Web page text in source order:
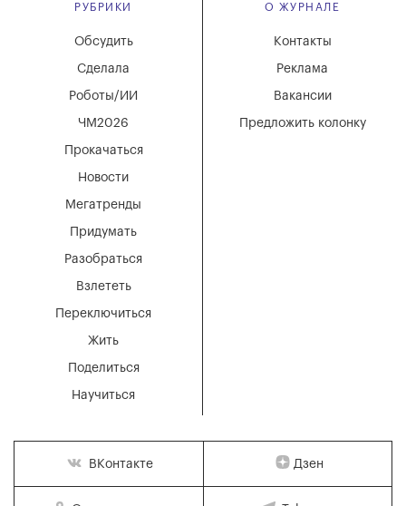
РУБРИКИ
Мегатренды
Придумать
Разобраться
Взлететь
Новости
Переключиться
Жить
Поделиться
Научиться
Обсудить
Сделала
Роботы/ИИ
ЧМ2026
Прокачаться
О ЖУРНАЛЕ
Вакансии
Реклама
Контакты
Предложить колонку
ВКонтакте Дзен